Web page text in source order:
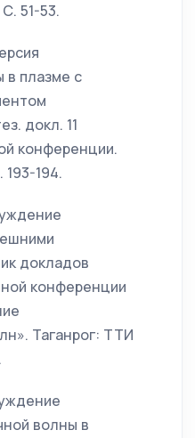
51-53.
в плазме с
докл. 11
конференции.
193-194.
докладов
конференции
Таганрог: ТТИ
волны в